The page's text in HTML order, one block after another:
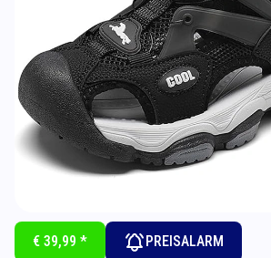
€ 39,99 * PREISALARM